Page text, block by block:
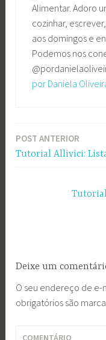
Alimentar. Adoro
cozinhar,
aos domingos e
Podemos nos
por Daniela
Navegação
POST ANTERIOR
Tutorial Allivici:
Deixe um
O seu endereço de e-
obrigatórios são
COMENTÁRIO